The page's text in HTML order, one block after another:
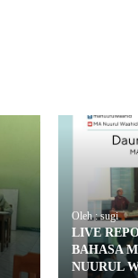
Oleh : sugi
LIVE
BAHASA
NUURUL